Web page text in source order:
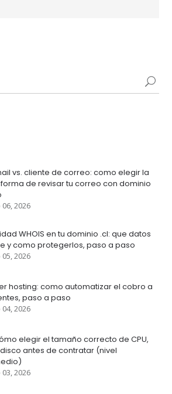
vs. cliente de correo: como elegir la
de revisar tu correo con dominio
2026
WHOIS en tu dominio .cl: que datos
y como protegerlos, paso a paso
2026
hosting: como automatizar el cobro a
paso a paso
2026
elegir el tamaño correcto de CPU,
disco antes de contratar (nivel
2026